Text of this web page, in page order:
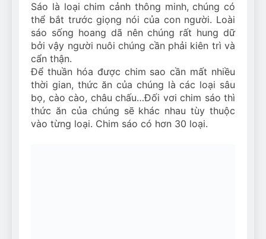
Sáo là loại chim cảnh thông minh, chúng có
thể bắt trước giọng nói của con người. Loài
sáo sống hoang dã nên chúng rất hung dữ
bởi vậy người nuôi chúng cần phải kiên trì và
cẩn thận.
Để thuần hóa được chim sao cần mất nhiều
thời gian, thức ăn của chúng là các loại sâu
bọ, cào cào, châu chấu…Đối vơi chim sáo thì
thức ăn của chúng sẽ khác nhau tùy thuộc
vào từng loại. Chim sáo có hơn 30 loại.